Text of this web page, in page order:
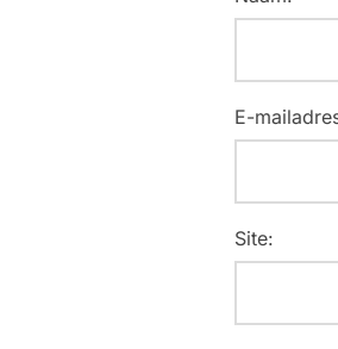
E-
Site: